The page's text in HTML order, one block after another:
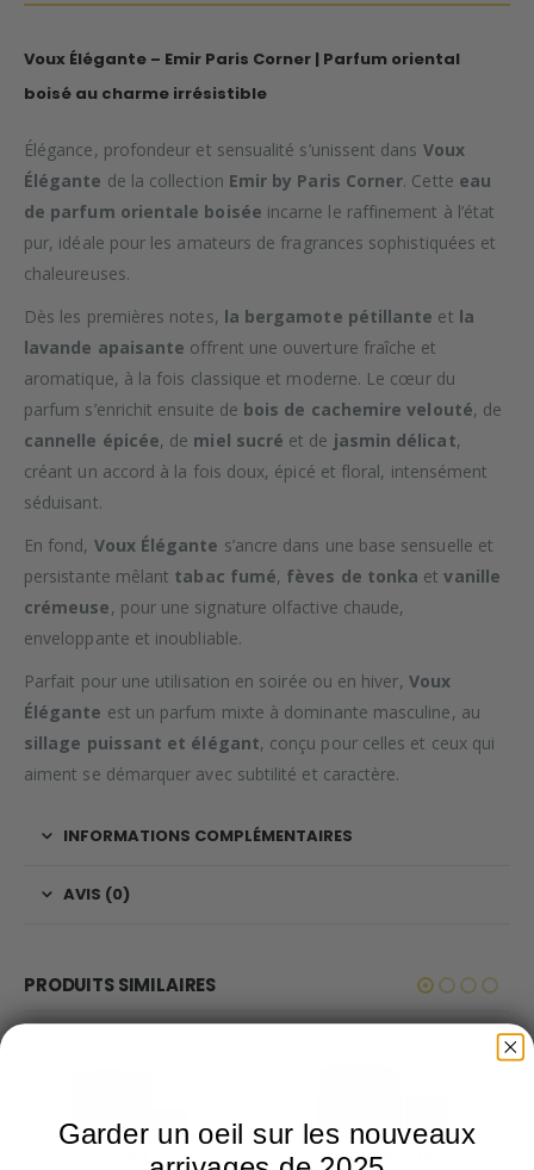
Voux Élégante – Emir Paris Corner | Parfum oriental
boisé au charme irrésistible
Élégance, profondeur et sensualité s’unissent dans Voux
Élégante de la collection Emir by Paris Corner. Cette eau
de parfum orientale boisée incarne le raffinement à l’état
pur, idéale pour les amateurs de fragrances sophistiquées et
chaleureuses.
Dès les premières notes, la bergamote pétillante et la
lavande apaisante offrent une ouverture fraîche et
aromatique, à la fois classique et moderne. Le cœur du
parfum s’enrichit ensuite de bois de cachemire velouté, de
cannelle épicée, de miel sucré et de jasmin délicat,
créant un accord à la fois doux, épicé et floral, intensément
séduisant.
En fond, Voux Élégante s’ancre dans une base sensuelle et
persistante mêlant tabac fumé, fèves de tonka etvanille
crémeuse, pour une signature olfactive chaude,
enveloppante et inoubliable.
Parfait pour une utilisation en soirée ou en hiver, Voux
Élégante est un parfum mixte à dominante masculine, au
sillage puissant et élégant, conçu pour celles et ceux qui
aiment se démarquer avec subtilité et caractère.
INFORMATIONS COMPLÉMENTAIRES
AVIS (0)
PRODUITS SIMILAIRES
STOCK ÉPUISÉ STOCK ÉPUISÉ
Garder un oeil sur les nouveaux